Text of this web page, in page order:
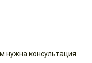
нужна консультация